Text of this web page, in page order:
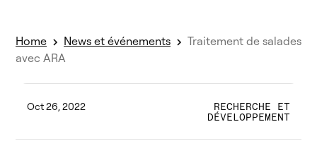
Home News et événements
Traitement de salades
avec ARA
Oct 26, 2022
RECHERCHE ET
DÉVELOPPEMENT